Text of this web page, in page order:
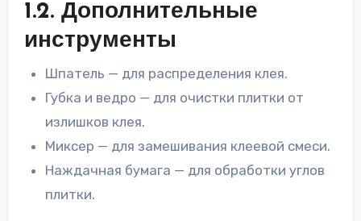
1.2. Дополнительные
инструменты
Шпатель — для распределения клея.
Губка и ведро — для очистки плитки от
излишков клея.
Миксер — для замешивания клеевой смеси.
Наждачная бумага — для обработки углов
плитки.